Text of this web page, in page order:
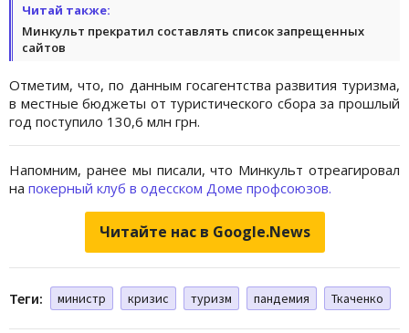
Читай также:
Минкульт прекратил составлять список запрещенных
сайтов
Отметим, что, по данным госагентства развития туризма,
в местные бюджеты от туристического сбора за прошлый
год поступило 130,6 млн грн.
Напомним, ранее мы писали, что Минкульт отреагировал
на покерный клуб в одесском Доме профсоюзов.
Читайте нас в Google.News
Теги: министр кризис туризм пандемия Ткаченко